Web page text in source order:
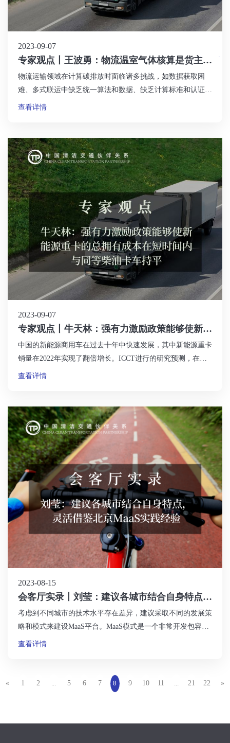
2023-09-07
专家观点丨王波勇：物流温室气体核算是货主企
业和货运企业面临共同困难
物流运输领域在计算碳排放时面临诸多挑战，如数据获取困
难、多式联运中缺乏统一算法和数据、缺乏计算标准和认证机
制等。目前，GLEC框架是全球公认的计算和汇报物流供应链
括评估中国重型货车的燃油效率、跟踪统计来源以纳入负载系
数和空载率等数据，并探索开发适用于中国物流温室气体排放
计算的工具或平台，满足GLEC框架的要求并针对特定情境做
出计量和认可。
查看详情
2023-09-07
专家观点丨牛天林：强有力激励政策能够使新能
源重卡的总拥有成本在短时间内与同等柴油卡车
持平
中国的新能源商用车在过去十年中快速发展，其中新能源重卡
销量在2022年实现了翻倍增长。ICCT进行的研究预测，在
2023年左右，电动货车有可能与柴油车的成本持平，而氢燃料
然而，政策激励、提高柴油车技术标准和使用成本，以及上游
问题的考虑都是推广新能源重卡经济性的关键。中国的政策目
标包括推广新能源重卡以应对大气污染和碳减排等挑战。
查看详情
2023-08-15
会客厅实录丨刘莹：建议各城市结合自身特点，
灵活借鉴北京MaaS实践经验
考虑到不同城市的技术水平存在差异，建议采取不同的发展策
略和模式来建设MaaS平台。MaaS模式是一个非常开发包容的
体系，没有绝对的方式方法，如果有好的方式方法，可以考虑
查看详情
« 1 2 5 6 7 8 9 10 11 21 22 »